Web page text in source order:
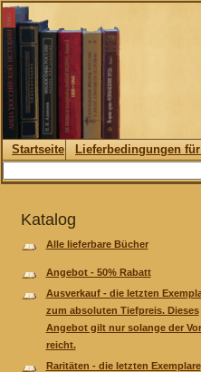
Startseite Lieferbedingungen
Katalog
Alle lieferbare Bücher
Angebot - 50% Rabatt
Ausverkauf - die letzten
zum absoluten Tiefpreis. Dieses
Angebot gilt nur solange der
reicht.
Raritäten - die letzten Exemplare